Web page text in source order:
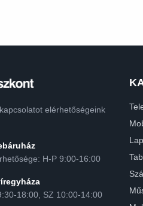
elérhetőségeink
H-P 9:00-16:00
18:00, SZ 10:00-14:00